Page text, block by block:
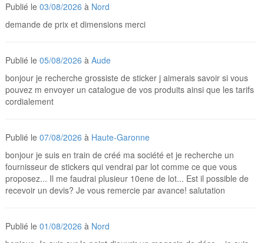
Publié le03/08/2026 à Nord
demande de prix et dimensions merci
Publié le05/08/2026 àAude
bonjour je recherche grossiste de sticker j aimerais savoir si vous
pouvez m envoyer un catalogue de vos produits ainsi que les tarifs
cordialement
Publié le07/08/2026 à Haute-Garonne
bonjour je suis en train de créé ma société et je recherche un
fournisseur de stickers qui vendrai par lot comme ce que vous
proposez... Il me faudrai plusieur 10ene de lot... Est il possible de
recevoir un devis? Je vous remercie par avance! salutation
Publié le01/08/2026 à Nord